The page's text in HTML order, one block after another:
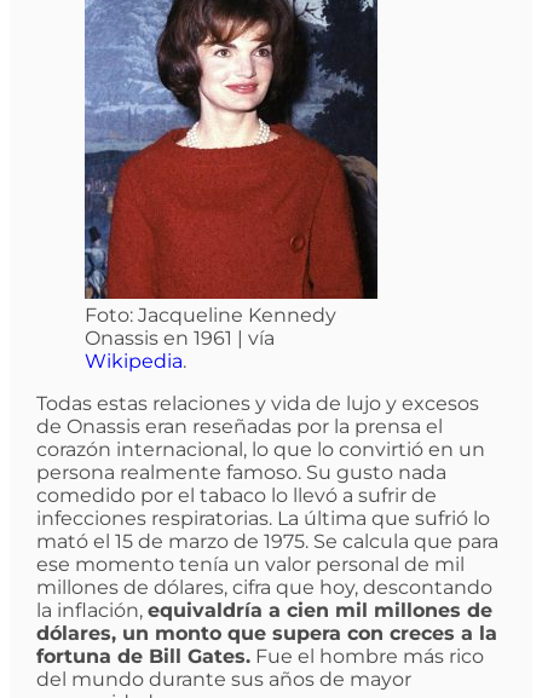
Foto: Jacqueline Kennedy
Onassis en 1961 | vía
Wikipedia.
Todas estas relaciones y vida de lujo y excesos
de Onassis eran reseñadas por la prensa el
corazón internacional, lo que lo convirtió en un
persona realmente famoso. Su gusto nada
comedido por el tabaco lo llevó a sufrir de
infecciones respiratorias. La última que sufrió lo
mató el 15 de marzo de 1975. Se calcula que para
ese momento tenía un valor personal de mil
millones de dólares, cifra que hoy, descontando
la inflación, equivaldría a cien mil millones de
dólares, un monto que supera con creces a la
fortuna de Bill Gates.Fue el hombre más rico
del mundo durante sus años de mayor